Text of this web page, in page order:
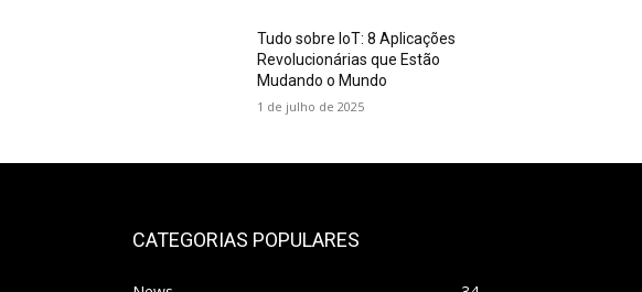
Tudo sobre IoT: 8 Aplicações
Revolucionárias que Estão
Mudando o Mundo
1 de julho de 2025
CATEGORIAS POPULARES